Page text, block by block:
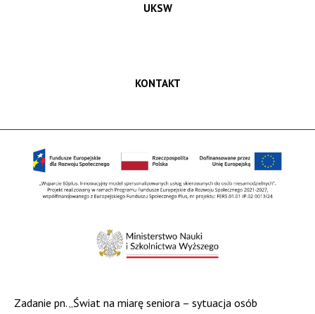
UKSW
KONTAKT
Zadanie pn. „Świat na miarę seniora – sytuacja osób